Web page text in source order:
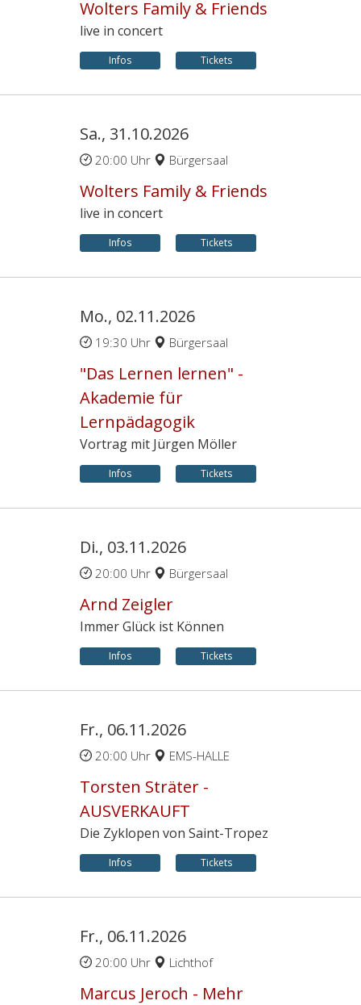
Wolters Family & Friends
live in concert
Infos Tickets
Sa., 31.10.2026
20:00 Uhr Bürgersaal
Wolters Family & Friends
live in concert
Infos Tickets
Mo., 02.11.2026
19:30 Uhr Bürgersaal
"Das Lernen lernen" -
Akademie für
Lernpädagogik
Vortrag mit Jürgen Möller
Infos Tickets
Di., 03.11.2026
20:00 Uhr Bürgersaal
Arnd Zeigler
Immer Glück ist Können
Infos Tickets
Fr., 06.11.2026
20:00 Uhr EMS-HALLE
Torsten Sträter -
AUSVERKAUFT
Die Zyklopen von Saint-Tropez
Infos Tickets
Fr., 06.11.2026
20:00 Uhr Lichthof
Marcus Jeroch - Mehr